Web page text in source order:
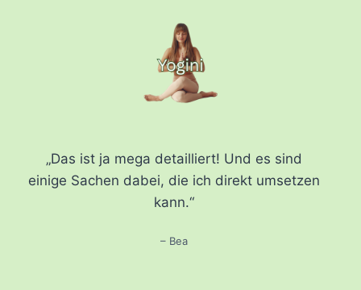
„Das ist ja mega detailliert! Und es sind
einige Sachen dabei, die ich direkt umsetzen
kann.“
– Bea